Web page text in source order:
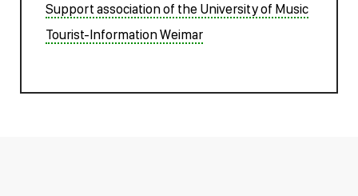
Support association of the University of Music
Tourist-Information Weimar